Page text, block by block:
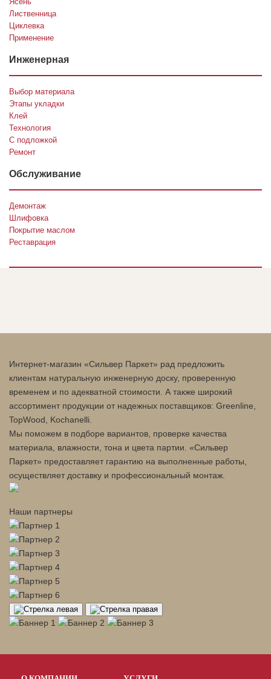
Лиственница
Циклевка
Применение
Инженерная
Выбор материала
Этапы укладки
Клей
Технология
С подложкой
Ремонт
Обслуживание
Демонтаж
Шлифовка
Покрытие маслом
Реставрация
Интернет-магазин «Сильвер Паркет» рад предложить
клиентам натуральную инженерную доску, проверенную
временем и по адекватной стоимости. А также широкий
ассортимент продукции от надежных поставщиков: Greenline,
TopWood, Kochanelli.
Мы поможем в подборе вариантов, проверке качества
материала, влажности, тона и цвета партии. «Сильвер
Паркет» предоставляет гарантию на выполненные работы,
осуществляет доставку и профессиональный монтаж.
Наши партнеры